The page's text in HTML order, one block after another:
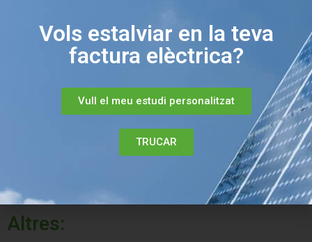
Localització:
Baix Empordà (Girona)
Nº de panells:
Potència total:
6,37kw
Altres:
Vols estalviar en la teva
factura elèctrica?
Vull el meu estudi personalitzat​
TRUCAR